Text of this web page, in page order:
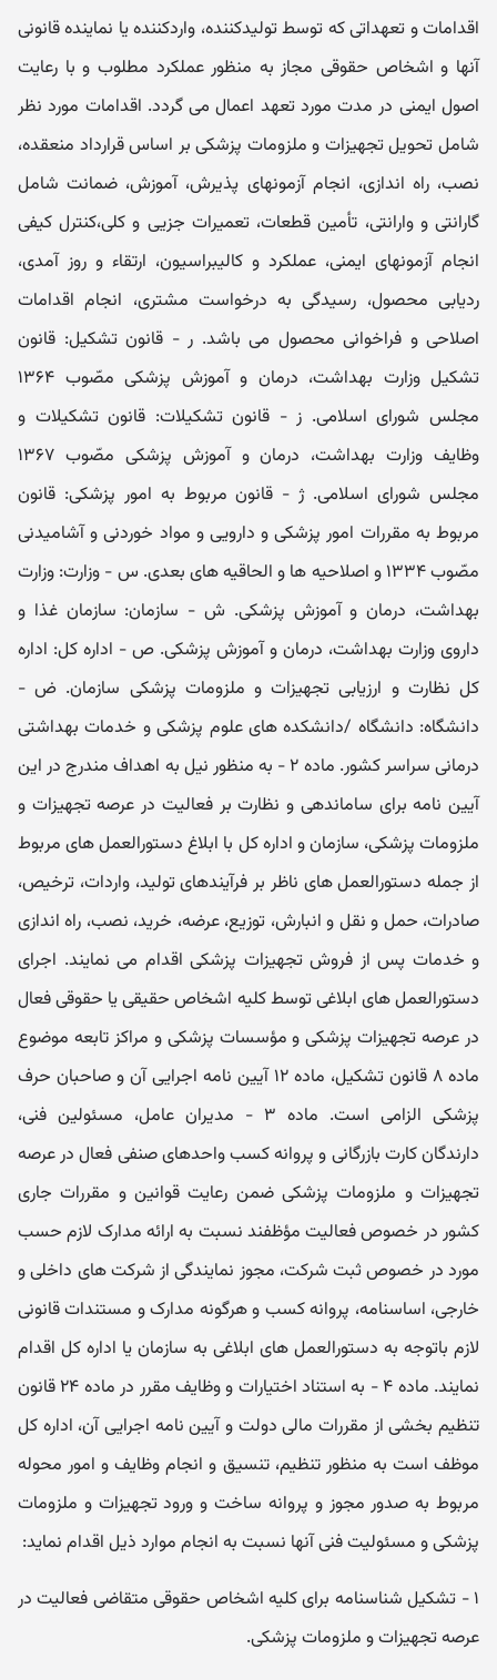
اقدامات و تعھداتی که توسط تولیدکننده، واردکننده یا نماینده قانونی
آنھا و اشخاص حقوقی مجاز به منظور عملکرد مطلوب و با رعایت
اصول ایمنی در مدت مورد تعھد اعمال می گردد. اقدامات مورد نظر
شامل تحویل تجھیزات و ملزومات پزشکی بر اساس قرارداد منعقده،
نصب، راه اندازی، انجام آزمونھای پذیرش، آموزش، ضمانت شامل
گارانتی و وارانتی، تأمین قطعات، تعمیرات جزیی و کلی،کنترل کیفی
انجام آزمونھای ایمنی، عملکرد و کالیبراسیون، ارتقاء و روز آمدی،
ردیابی محصول، رسیدگی به درخواست مشتری، انجام اقدامات
اصلاحی و فراخوانی محصول می باشد. ر - قانون تشکیل: قانون
تشکیل وزارت بھداشت، درمان و آموزش پزشکی مصّوب ۱۳۶۴
مجلس شورای اسلامی. ز - قانون تشکیلات: قانون تشکیلات و
وظایف وزارت بھداشت، درمان و آموزش پزشکی مصّوب ۱۳۶۷
مجلس شورای اسلامی. ژ - قانون مربوط به امور پزشکی: قانون
مربوط به مقررات امور پزشکی و دارویی و مواد خوردنی و آشامیدنی
مصّوب ۱۳۳۴ و اصلاحیه ھا و الحاقیه ھای بعدی. س - وزارت: وزارت
بھداشت، درمان و آموزش پزشکی. ش - سازمان: سازمان غذا و
داروی وزارت بھداشت، درمان و آموزش پزشکی. ص - اداره کل: اداره
کل نظارت و ارزیابی تجھیزات و ملزومات پزشکی سازمان. ض -
دانشگاه: دانشگاه /دانشکده ھای علوم پزشکی و خدمات بھداشتی
درمانی سراسر کشور. ماده ۲ - به منظور نیل به اھداف مندرج در این
آیین نامه برای ساماندھی و نظارت بر فعالیت در عرصه تجھیزات و
ملزومات پزشکی، سازمان و اداره کل با ابلاغ دستورالعمل ھای مربوط
از جمله دستورالعمل ھای ناظر بر فرآیندھای تولید، واردات، ترخیص،
صادرات، حمل و نقل و انبارش، توزیع، عرضه، خرید، نصب، راه اندازی
و خدمات پس از فروش تجھیزات پزشکی اقدام می نمایند. اجرای
دستورالعمل ھای ابلاغی توسط کلیه اشخاص حقیقی یا حقوقی فعال
در عرصه تجھیزات پزشکی و مؤسسات پزشکی و مراکز تابعه موضوع
ماده ۸ قانون تشکیل، ماده ۱۲ آیین نامه اجرایی آن و صاحبان حرف
پزشکی الزامی است. ماده ۳ - مدیران عامل، مسئولین فنی،
دارندگان کارت بازرگانی و پروانه کسب واحدھای صنفی فعال در عرصه
تجھیزات و ملزومات پزشکی ضمن رعایت قوانین و مقررات جاری
کشور در خصوص فعالیت مؤظفند نسبت به ارائه مدارک لازم حسب
مورد در خصوص ثبت شرکت، مجوز نمایندگی از شرکت ھای داخلی و
خارجی، اساسنامه، پروانه کسب و ھرگونه مدارک و مستندات قانونی
لازم باتوجه به دستورالعمل ھای ابلاغی به سازمان یا اداره کل اقدام
نمایند. ماده ۴ - به استناد اختیارات و وظایف مقرر در ماده ۲۴ قانون
تنظیم بخشی از مقررات مالی دولت و آیین نامه اجرایی آن، اداره کل
موظف است به منظور تنظیم، تنسیق و انجام وظایف و امور محوله
مربوط به صدور مجوز و پروانه ساخت و ورود تجھیزات و ملزومات
پزشکی و مسئولیت فنی آنھا نسبت به انجام موارد ذیل اقدام نماید:
۱ - تشکیل شناسنامه برای کلیه اشخاص حقوقی متقاضی فعالیت در
عرصه تجھیزات و ملزومات پزشکی.